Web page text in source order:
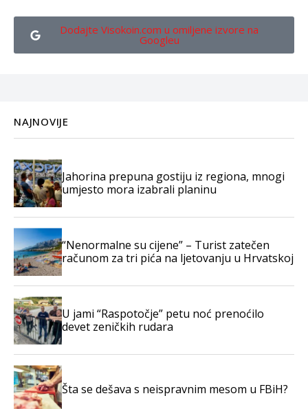
Dodajte Visokoin.com u omiljene izvore na
Googleu
NAJNOVIJE
Jahorina prepuna gostiju iz regiona, mnogi
umjesto mora izabrali planinu
“Nenormalne su cijene” – Turist zatečen
računom za tri pića na ljetovanju u Hrvatskoj
U jami “Raspotočje” petu noć prenoćilo
devet zeničkih rudara
Šta se dešava s neispravnim mesom u FBiH?